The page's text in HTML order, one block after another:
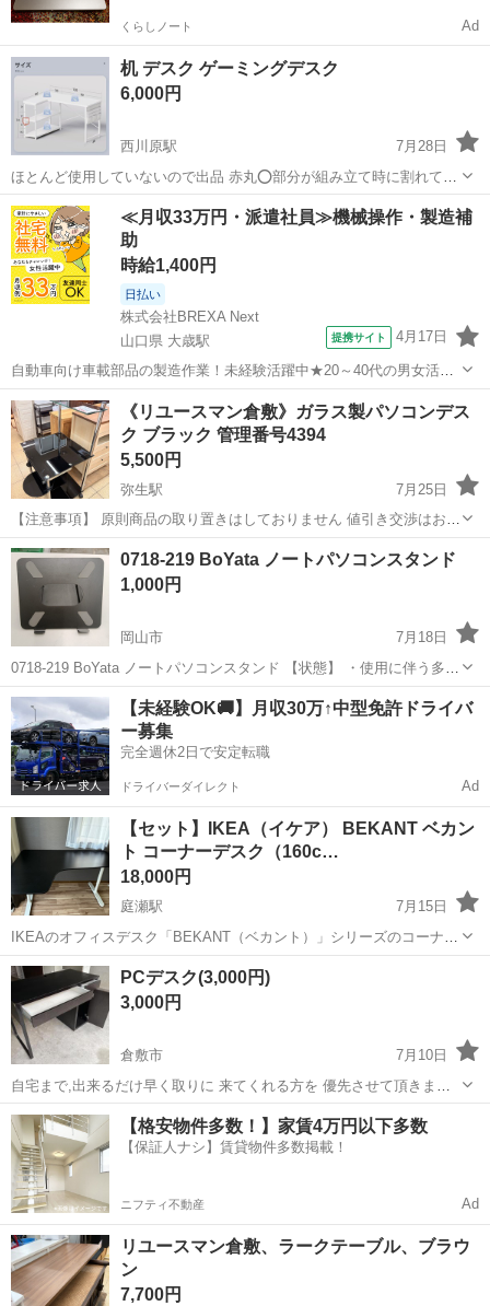
くらしノート Ad
机 デスク ゲーミングデスク
6,000円
西川原駅
7月28日
ほとんど使用していないので出品 赤丸⭕️部分が組み立て時に割れてし
まったので 固め直しています。強度は問題ありません 裏側なので見え
ません 目立つ傷汚れはありません。 ペット飼っていません
岡山 岡山市 西川原駅 テーブル ゲーミングデスク
≪月収33万円・派遣社員≫機械操作・製造補
助
時給1,400円
日払い
株式会社BREXA Next
山口県 大歳駅
提携サイト 4月17日
自動車向け車載部品の製造作業！未経験活躍中★20～40代の男女活躍
中！友達同士での応募OK！備品付きワンルーム寮費無料！赴任旅費会
社負担！生活支援物資事前対応可◎格安食堂利用可！年間休日135日
♪《山口県山口市》 人気の工...
山口 山口市 大歳駅 その他
《リユースマン倉敷》ガラス製パソコンデス
ク ブラック 管理番号4394
5,500円
弥生駅
7月25日
【注意事項】 原則商品の取り置きはしておりません 値引き交渉はお受
けできません 購入のタイミングが重なった場合は店頭販売を優先させ
て頂きます m(_ _)m 上記問合せ、またはテンプレートでのご質問には
お返事しておりま...
岡山 倉敷市 店頭
0718-219 BoYata ノートパソコンスタンド
1,000円
岡山市
7月18日
0718-219 BoYata ノートパソコンスタンド 【状態】 ・使用に伴う多少
のスレ、キズ、落としきれない汚れなどございます ・詳細は現地でご
確認ください ・お値引きは出来かねますのでご了承願います ※...
岡山 岡山市 テーブル BoYata
【未経験OK🚚】月収30万↑中型免許ドライバ
ー募集
完全週休2日で安定転職
ドライバーダイレクト Ad
【セット】IKEA（イケア） BEKANT ベカン
ト コーナーデスク（160c…
18,000円
庭瀬駅
7月15日
IKEAのオフィスデスク「BEKANT（ベカント）」シリーズのコーナー
デスクです。天板と下部フレーム（脚）のセットでの出品となりま
す。 L字型の天板で作業スペースが広く、パソコン作業やリモートワ
ークに最適です。 ■ 商品詳...
岡山 岡山市 庭瀬駅 テーブル
PCデスク(3,000円)
3,000円
倉敷市
7月10日
自宅まで,出来るだけ早く取りに 来てくれる方を 優先させて頂きま
す。 サイズは 幅1050ﾐﾘ奥行501ﾐﾘ高さ752ﾐﾘです 使用感はあります
(右側上部側面手前がめくれています, 扉が内側へ少し入り過ぎます...
岡山 倉敷市 テーブル デスク
【格安物件多数！】家賃4万円以下多数
【保証人ナシ】賃貸物件多数掲載！
ニフティ不動産 Ad
リユースマン倉敷、ラークテーブル、ブラウ
ン
7,700円